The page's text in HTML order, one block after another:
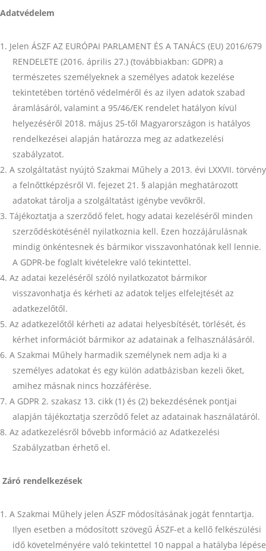
Adatvédelem
Jelen ÁSZF AZ EURÓPAI PARLAMENT ÉS A TANÁCS (EU) 2016/679
RENDELETE (2016. április 27.) (továbbiakban: GDPR) a
természetes személyeknek a személyes adatok kezelése
tekintetében történő védelméről és az ilyen adatok szabad
áramlásáról, valamint a 95/46/EK rendelet hatályon kívül
helyezéséről 2018. május 25-től Magyarországon is hatályos
rendelkezései alapján határozza meg az adatkezelési
szabályzatot.
A szolgáltatást nyújtó Szakmai Műhely a 2013. évi LXXVII. törvény
a felnőttképzésről VI. fejezet 21. § alapján meghatározott
adatokat tárolja a szolgáltatást igénybe vevőkről.
Tájékoztatja a szerződő felet, hogy adatai kezeléséről minden
szerződéskötésénél nyilatkoznia kell. Ezen hozzájárulásnak
mindig önkéntesnek és bármikor visszavonhatónak kell lennie.
A GDPR-be foglalt kivételekre való tekintettel.
Az adatai kezeléséről szóló nyilatkozatot bármikor
visszavonhatja és kérheti az adatok teljes elfelejtését az
adatkezelőtől.
Az adatkezelőtől kérheti az adatai helyesbítését, törlését, és
kérhet információt bármikor az adatainak a felhasználásáról.
A Szakmai Műhely harmadik személynek nem adja ki a
személyes adatokat és egy külön adatbázisban kezeli őket,
amihez másnak nincs hozzáférése.
A GDPR 2. szakasz 13. cikk (1) és (2) bekezdésének pontjai
alapján tájékoztatja szerződő felet az adatainak használatáról.
Az adatkezelésről bővebb információ az Adatkezelési
Szabályzatban érhető el.
Záró rendelkezések
A Szakmai Műhely jelen ÁSZF módosításának jogát fenntartja.
Ilyen esetben a módosított szövegű ÁSZF-et a kellő felkészülési
idő követelményére való tekintettel 10 nappal a hatályba lépése